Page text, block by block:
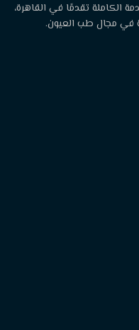
الكاملة تقدمًا في القاهرة،
في مجال طب العيون.